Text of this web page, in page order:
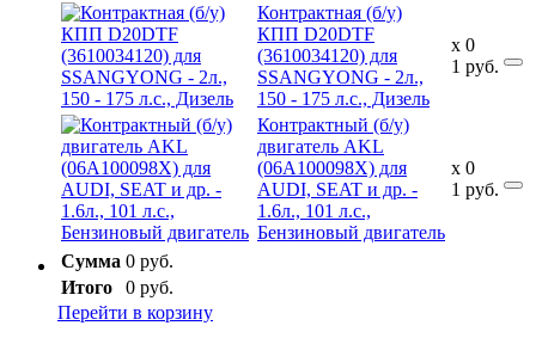
Контрактная (б/у)
КПП D20DTF
(3610034120) для
SSANGYONG - 2л.,
150 - 175 л.с., Дизель
x
1
0
руб.
Контрактный (б/у)
двигатель AKL
(06A100098X) для
AUDI, SEAT и др. -
1.6л., 101 л.с.,
Бензиновый двигатель
x
1
0
руб.
Сумма 0 руб.
Итого
0 руб.
Перейти в корзину